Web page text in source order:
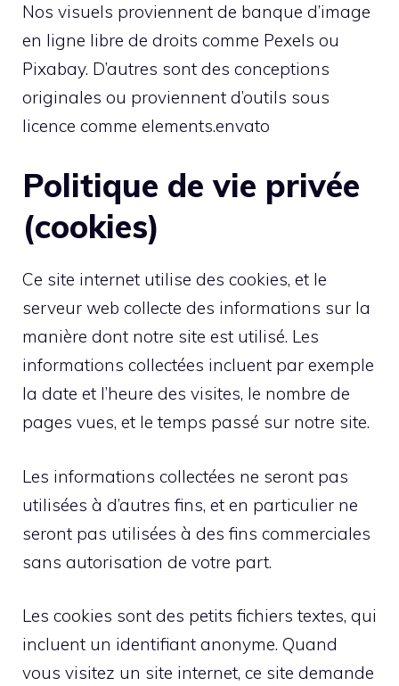
Nos visuels proviennent de banque d’image
en ligne libre de droits comme Pexels ou
Pixabay. D’autres sont des conceptions
originales ou proviennent d’outils sous
licence comme elements.envato
Politique de vie privée
(cookies)
Ce site internet utilise des cookies, et le
serveur web collecte des informations sur la
manière dont notre site est utilisé. Les
informations collectées incluent par exemple
la date et l’heure des visites, le nombre de
pages vues, et le temps passé sur notre site.
Les informations collectées ne seront pas
utilisées à d’autres fins, et en particulier ne
seront pas utilisées à des fins commerciales
sans autorisation de votre part.
Les cookies sont des petits fichiers textes, qui
incluent un identifiant anonyme. Quand
vous visitez un site internet, ce site demande